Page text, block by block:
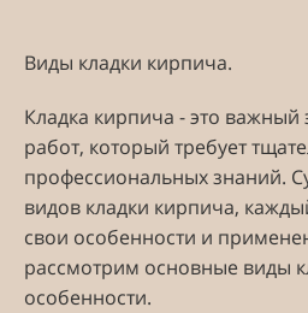
Виды кладки кирпича.
Кладка кирпича - это важный
работ, который требует
профессиональных знаний.
видов кладки кирпича,
свои особенности и
рассмотрим основные виды
особенности.